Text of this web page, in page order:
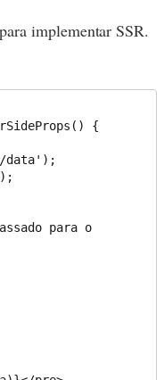
implementar SSR.
{
data');